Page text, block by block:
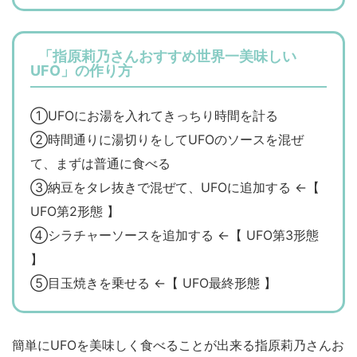
「指原莉乃さんおすすめ世界一美味しい
UFO」の作り方
①UFOにお湯を入れてきっちり時間を計る
②時間通りに湯切りをしてUFOのソースを混ぜ
て、まずは普通に食べる
③納豆をタレ抜きで混ぜて、UFOに追加する ←【
UFO第2形態 】
④シラチャーソースを追加する ←【 UFO第3形態
】
⑤目玉焼きを乗せる ←【 UFO最終形態 】
簡単にUFOを美味しく食べることが出来る指原莉乃さんお